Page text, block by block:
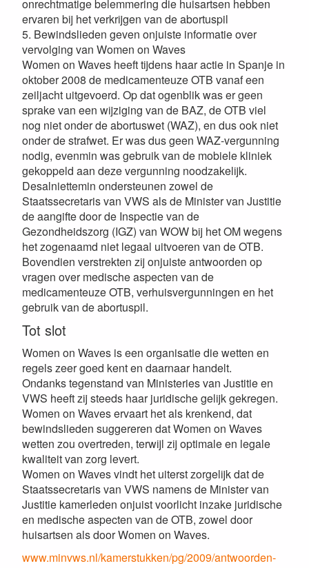
onrechtmatige belemmering die huisartsen hebben
ervaren bij het verkrijgen van de abortuspil
5. Bewindslieden geven onjuiste informatie over
vervolging van Women on Waves
Women on Waves heeft tijdens haar actie in Spanje in
oktober 2008 de medicamenteuze OTB vanaf een
zeiljacht uitgevoerd. Op dat ogenblik was er geen
sprake van een wijziging van de BAZ, de OTB viel
nog niet onder de abortuswet (WAZ), en dus ook niet
onder de strafwet. Er was dus geen WAZ-vergunning
nodig, evenmin was gebruik van de mobiele kliniek
gekoppeld aan deze vergunning noodzakelijk.
Desalniettemin ondersteunen zowel de
Staatssecretaris van VWS als de Minister van Justitie
de aangifte door de Inspectie van de
Gezondheidszorg (IGZ) van WOW bij het OM wegens
het zogenaamd niet legaal uitvoeren van de OTB.
Bovendien verstrekten zij onjuiste antwoorden op
vragen over medische aspecten van de
medicamenteuze OTB, verhuisvergunningen en het
gebruik van de abortuspil.
Tot slot
Women on Waves is een organisatie die wetten en
regels zeer goed kent en daarnaar handelt.
Ondanks tegenstand van Ministeries van Justitie en
VWS heeft zij steeds haar juridische gelijk gekregen.
Women on Waves ervaart het als krenkend, dat
bewindslieden suggereren dat Women on Waves
wetten zou overtreden, terwijl zij optimale en legale
kwaliteit van zorg levert.
Women on Waves vindt het uiterst zorgelijk dat de
Staatssecretaris van VWS namens de Minister van
Justitie kamerleden onjuist voorlicht inzake juridische
en medische aspecten van de OTB, zowel door
huisartsen als door Women on Waves.
www.minvws.nl/kamerstukken/pg/2009/antwoorden-